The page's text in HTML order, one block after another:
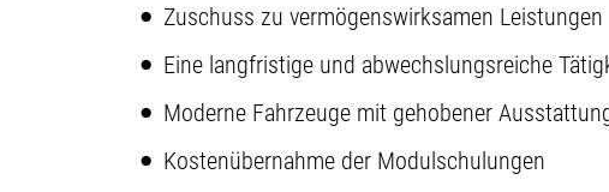
Zuschuss zu vermögenswirksamen Leistungen
Eine langfristige und abwechslungsreiche
Moderne Fahrzeuge mit gehobener
Kostenübernahme der Modulschulungen